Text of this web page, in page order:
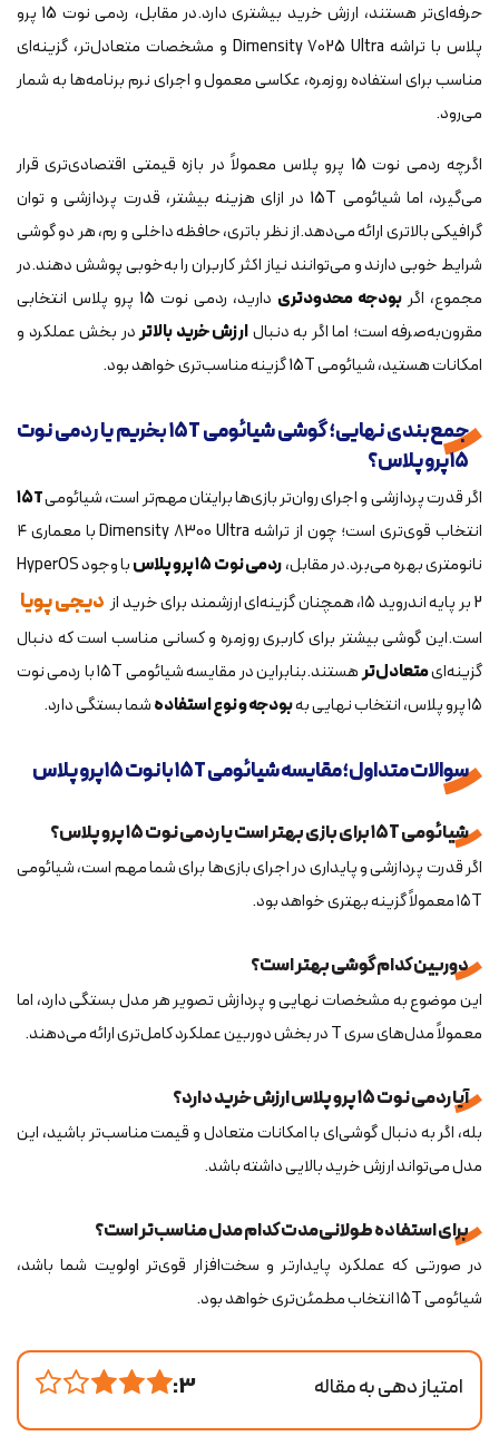
حرفه‌ای‌تر هستند، ارزش خرید بیشتری دارد.در مقابل، ردمی نوت 15 پرو
پلاس با تراشه Dimensity 7025 Ultra و مشخصات متعادل‌تر، گزینه‌ای
مناسب برای استفاده روزمره، عکاسی معمول و اجرای نرم برنامه‌ها به شمار
می‌رود.
اگرچه ردمی نوت 15 پرو پلاس معمولاً در بازه قیمتی اقتصادی‌تری قرار
می‌گیرد، اما شیائومی 15T در ازای هزینه بیشتر، قدرت پردازشی و توان
گرافیکی بالاتری ارائه می‌دهد.از نظر باتری، حافظه داخلی و رم، هر دو گوشی
شرایط خوبی دارند و می‌توانند نیاز اکثر کاربران را به‌خوبی پوشش دهند.در
مجموع، اگربودجه محدودتری
دارید، ردمی نوت 15 پرو پلاس انتخابی
مقرون‌به‌صرفه است؛ اما اگر به دنبالارزش خرید بالاتردر بخش عملکرد و
امکانات هستید، شیائومی 15T گزینه مناسب‌تری خواهد بود.
جمع‌بندی نهایی؛ گوشی شیائومی ۱۵T بخریم یا ردمی نوت
۱۵ پرو پلاس؟
اگر قدرت پردازشی و اجرای روان‌تر بازی‌ها برایتان مهم‌تر است، شیائومی۱۵T
انتخاب قوی‌تری است؛ چون از تراشه Dimensity 8300 Ultra با معماری ۴
نانومتری بهره می‌برد.در مقابل،ردمی نوت ۱۵ پرو پلاس
با وجود HyperOS
2 بر پایه اندروید ۱۵، همچنان گزینه‌ای ارزشمند برای خرید از
دیجی پویا
است.این گوشی بیشتر برای کاربری روزمره و کسانی مناسب است که دنبال
گزینه‌ایمتعادل‌تر
هستند.بنابراین در مقایسه شیائومی ۱۵T با ردمی نوت
۱۵ پرو پلاس، انتخاب نهایی به
بودجه و نوع استفادهشما بستگی دارد.
سوالات متداول؛ مقایسه شیائومی ۱۵T با نوت ۱۵ پرو پلاس
شیائومی ۱۵T برای بازی بهتر است یا ردمی نوت ۱۵ پرو پلاس؟
اگر قدرت پردازشی و پایداری در اجرای بازی‌ها برای شما مهم است، شیائومی
۱۵T معمولاً گزینه بهتری خواهد بود.
دوربین کدام گوشی بهتر است؟
این موضوع به مشخصات نهایی و پردازش تصویر هر مدل بستگی دارد، اما
معمولاً مدل‌های سری T در بخش دوربین عملکرد کامل‌تری ارائه می‌دهند.
آیا ردمی نوت ۱۵ پرو پلاس ارزش خرید دارد؟
بله، اگر به دنبال گوشی‌ای با امکانات متعادل و قیمت مناسب‌تر باشید، این
مدل می‌تواند ارزش خرید بالایی داشته باشد.
برای استفاده طولانی‌مدت کدام مدل مناسب‌تر است؟
در صورتی که عملکرد پایدارتر و سخت‌افزار قوی‌تر اولویت شما باشد،
شیائومی ۱۵T انتخاب مطمئن‌تری خواهد بود.
امتیاز دهی به مقاله 3 :